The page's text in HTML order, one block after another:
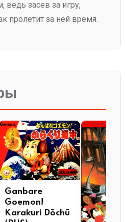
ведь засев за игру,
пролетит за ней время.
Ganbare
Goemon!
Karakuri Dōchū